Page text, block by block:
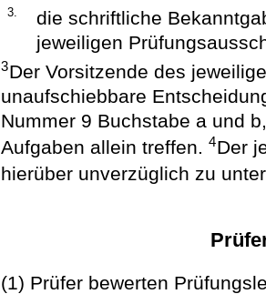
3.
die schriftliche
jeweiligen
3Der Vorsitzende des
unaufschiebbare
Nummer 9 Buchstabe a und
Aufgaben allein treffen.4Der
hierüber unverzüglich zu
(1) Prüfer bewerten